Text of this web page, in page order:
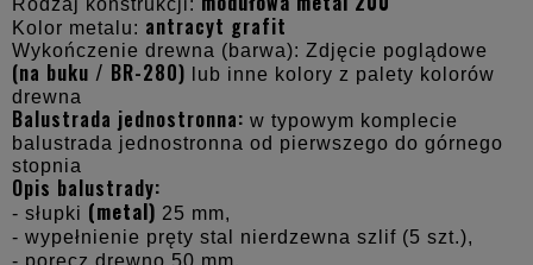
Kolor metalu: antracyt grafit
Wykończenie drewna (barwa): Zdjęcie poglądowe
(na buku / BR-280) lub inne kolory z palety kolorów
drewna
Balustrada jednostronna: w typowym komplecie
balustrada jednostronna od pierwszego do górnego
stopnia
Opis balustrady:
- słupki (metal) 25 mm,
- wypełnienie pręty stal nierdzewna szlif (5 szt.),
- poręcz drewno 50 mm,